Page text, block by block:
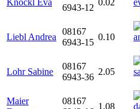
Knöckl Eva
6943-12
0.02
Liebl Andrea
08167
6943-15
0.10
Lohr Sabine
08167
6943-36
2.05
Maier
08167
1.08